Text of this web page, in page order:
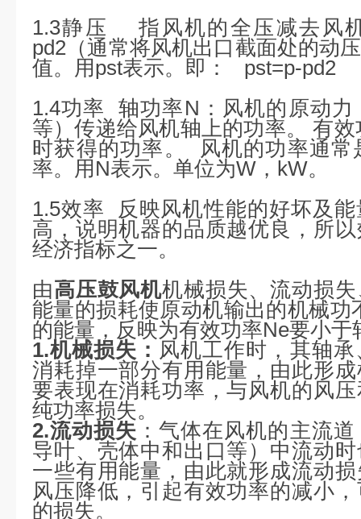
1.3静压 指风机的全压减去风
pd2（通常将风机出口截面处的动
值。用pst表示。即： pst=p-pd2
1.4功率 轴功率N：风机的原动力
等）传递给风机轴上的功率。 有
时获得的功率。 风机的功率通常
率。用N表示。单位为W，kW。
1.5效率 反映风机性能的好坏及
高，说明机器的品质越优良，所
经济指标之一。
由高压鼓风机机械损失、流动损
能量的损耗使原动机输出的机械功
的能量，反映为有效功率Ne要小
1.机械损失： 风机工作时，其轴
消耗掉一部分有用能量，由此形
要表现在消耗功率，与风机的风
纯功率损失。
2.流动损失 ：气体在风机的主流
导叶、壳体中和出口等）中流动
一些有用能量，由此就形成流动
风压降低，引起有效功率的减小
的损失。